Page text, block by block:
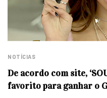
NOTÍCIAS
De acordo com site,
favorito para ganhar o